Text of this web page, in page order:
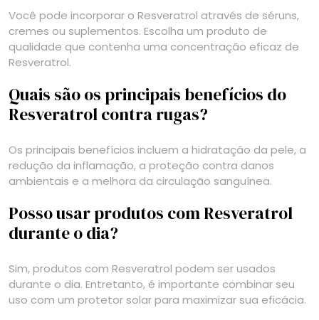
Você pode incorporar o Resveratrol através de séruns,
cremes ou suplementos. Escolha um produto de
qualidade que contenha uma concentração eficaz de
Resveratrol.
Quais são os principais benefícios do
Resveratrol contra rugas?
Os principais benefícios incluem a hidratação da pele, a
redução da inflamação, a proteção contra danos
ambientais e a melhora da circulação sanguínea.
Posso usar produtos com Resveratrol
durante o dia?
Sim, produtos com Resveratrol podem ser usados
durante o dia. Entretanto, é importante combinar seu
uso com um protetor solar para maximizar sua eficácia.